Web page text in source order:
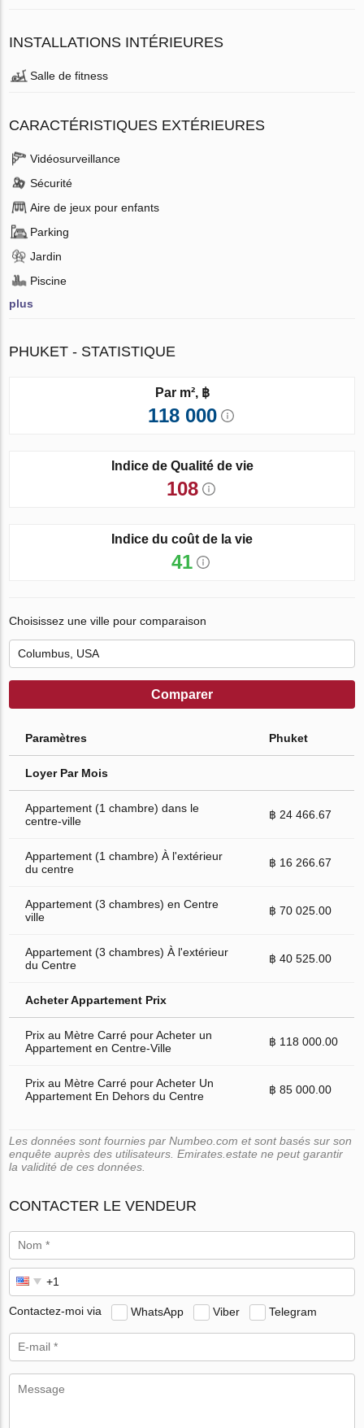
INSTALLATIONS INTÉRIEURES
Salle de fitness
CARACTÉRISTIQUES EXTÉRIEURES
Vidéosurveillance
Sécurité
Aire de jeux pour enfants
Parking
Jardin
Piscine
plus
PHUKET - STATISTIQUE
Par m², ฿
118 000
Indice de Qualité de vie
108
Indice du coût de la vie
41
Choisissez une ville pour comparaison
Comparer
Paramètres Phuket
Loyer Par Mois
Appartement (1 chambre) dans le
centre-ville
฿ 24 466.67
Appartement (1 chambre) À l'extérieur
du centre
฿ 16 266.67
Appartement (3 chambres) en Centre
ville
฿ 70 025.00
Appartement (3 chambres) À l'extérieur
du Centre
฿ 40 525.00
Acheter Appartement Prix
Prix au Mètre Carré pour Acheter un
Appartement en Centre-Ville
฿ 118 000.00
Prix au Mètre Carré pour Acheter Un
Appartement En Dehors du Centre
฿ 85 000.00
Les données sont fournies par Numbeo.com et sont basés sur son
enquête auprès des utilisateurs. Emirates.estate ne peut garantir
la validité de ces données.
CONTACTER LE VENDEUR
Contactez-moi via WhatsApp Viber Telegram